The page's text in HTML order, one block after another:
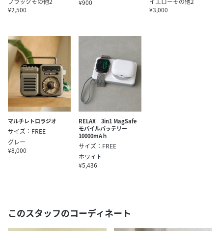
¥2,500
¥900
¥3,000
マルチレトロラジオ
サイズ：FREE
グレー
¥8,000
RELAX 3in1 MagSafe
モバイルバッテリー
10000mAｈ
サイズ：FREE
ホワイト
¥5,436
このスタッフのコーディネート